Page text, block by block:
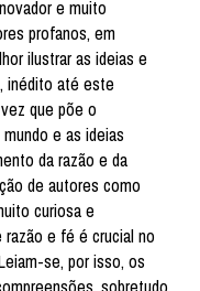
e muito
profanos, em
ilustrar as ideias e
inédito até este
que põe o
e as ideias
da razão e da
de autores como
curiosa e
e fé é crucial no
se, por isso, os